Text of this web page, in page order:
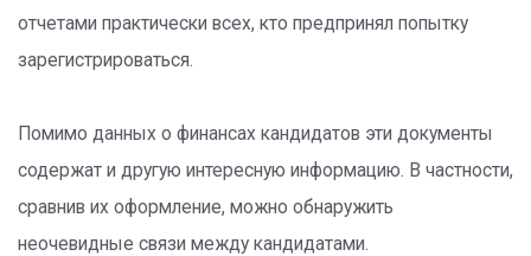
отчетами практически всех, кто предпринял попытку
зарегистрироваться.
Помимо данных о финансах кандидатов эти документы
содержат и другую интересную информацию. В частности,
сравнив их оформление, можно обнаружить
неочевидные связи между кандидатами.